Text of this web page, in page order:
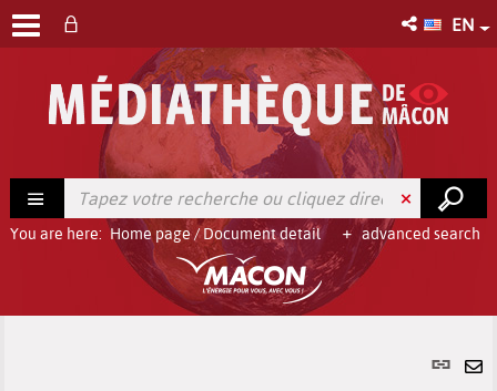
EN
advanced search
You are here: Home page/Document detail
link